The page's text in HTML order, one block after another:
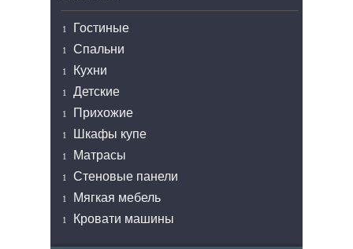
Гостиные
Спальни
Кухни
Детские
Прихожие
Шкафы купе
Матрасы
Стеновые панели
Мягкая мебель
Кровати машины